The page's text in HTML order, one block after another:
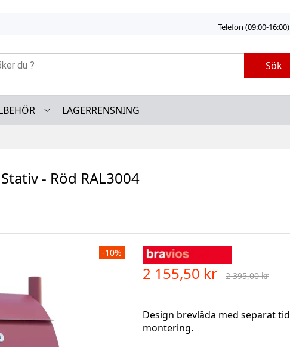
Telefon (09:00-
Sök
LAGERRENSNING
- Röd RAL3004
-10%
2 155,50 kr 2 395,00 kr
Design brevlåda med separat
montering.